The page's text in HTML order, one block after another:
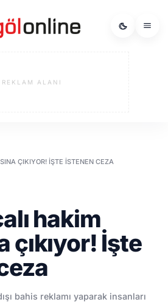
REKLAM ALANI
ÇIKIYOR! İŞTE ISTENEN CEZA
hakim
çıkıyor! İşte
bahis reklamı yaparak insanları